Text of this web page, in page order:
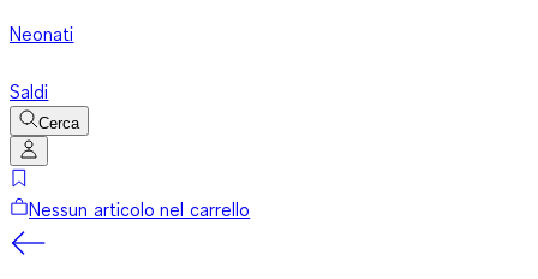
Neonati
Saldi
Cerca
Nessun articolo nel carrello